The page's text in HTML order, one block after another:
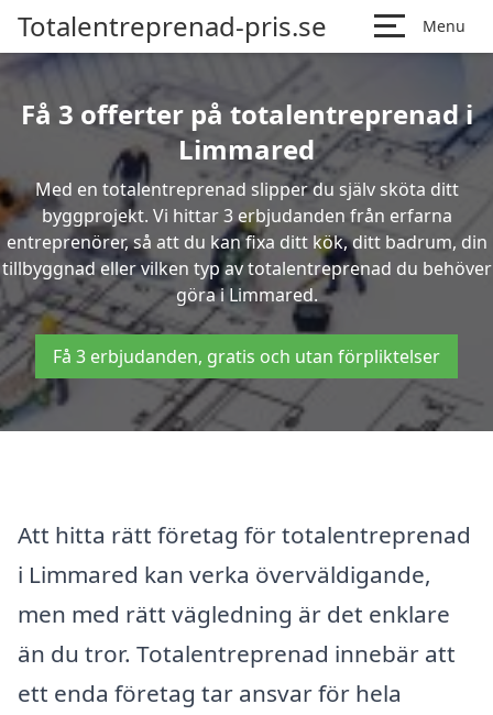
Totalentreprenad-pris.se Menu
Få 3 offerter på totalentreprenad i
Limmared
Med en totalentreprenad slipper du själv sköta ditt
byggprojekt. Vi hittar 3 erbjudanden från erfarna
entreprenörer, så att du kan fixa ditt kök, ditt badrum, din
tillbyggnad eller vilken typ av totalentreprenad du behöver
göra i Limmared.
Få 3 erbjudanden, gratis och utan förpliktelser
Att hitta rätt företag för totalentreprenad
i Limmared kan verka överväldigande,
men med rätt vägledning är det enklare
än du tror. Totalentreprenad innebär att
ett enda företag tar ansvar för hela